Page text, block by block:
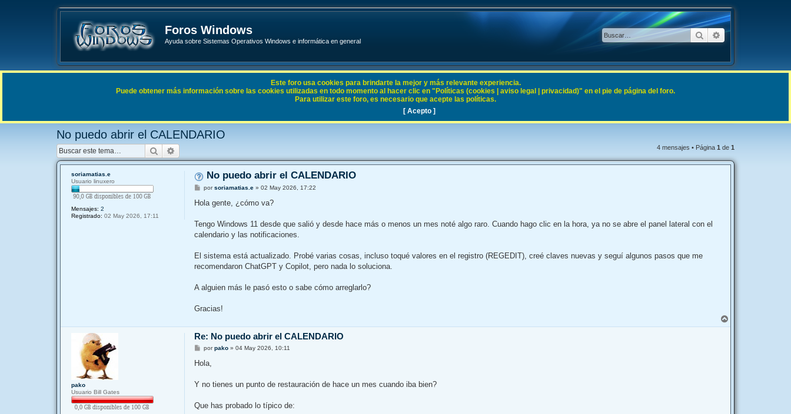
Foros Windows
Ayuda sobre Sistemas Operativos Windows e informática en general
BuscarBúsqueda
Enlaces rápidos FAQ
No puedo abrir el CALENDARIO
Buscar 4 mensajes • Página 1 de 1
soriamatias.e
Usuario linuxero
Mensajes: 2
Registrado: 02 May 2026, 17:11
No puedo abrir el CALENDARIO
M
n
j
porsoriamatias.e» 02 May 2026, 17:22
Hola gente, ¿cómo va?
Tengo Windows 11 desde que salió y desde hace más o menos un mes noté algo raro. Cuando hago clic en la hora, ya no se abre el panel lateral con el
calendario y las notificaciones.
El sistema está actualizado. Probé varias cosas, incluso toqué valores en el registro (REGEDIT), creé claves nuevas y seguí algunos pasos que me
recomendaron ChatGPT y Copilot, pero nada lo soluciona.
A alguien más le pasó esto o sabe cómo arreglarlo?
Gracias!
r
pako
Usuario Bill Gates
Re: No puedo abrir el CALENDARIO
M
n
j
porpako» 04 May 2026, 10:11
Hola,
Y no tienes un punto de restauración de hace un mes cuando iba bien?
Que has probado lo típico de:
Este foro usa cookies para brindarte la mejor y más relevante experiencia.
Puede obtener más información sobre las cookies utilizadas en todo momento al hacer clic en "Políticas (cookies | aviso legal | privacidad)" en el pie de página del foro.
Para utilizar este foro, es necesario que acepte las políticas.
[ Acepto ]